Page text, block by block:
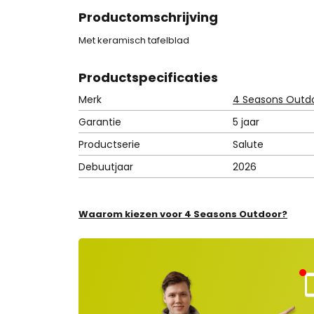
Productomschrijving
Met keramisch tafelblad
Productspecificaties
Merk
4 Seasons
Garantie
5 jaar
Productserie
Salute
Debuutjaar
2026
Waarom kiezen voor 4 Seasons Outdoor?